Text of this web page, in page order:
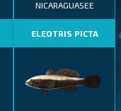
NICARAGUASEE
ELEOTRIS PICTA